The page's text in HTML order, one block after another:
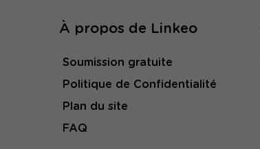
À propos de Linkeo
Soumission gratuite
Politique de Confidentialité
Plan du site
FAQ